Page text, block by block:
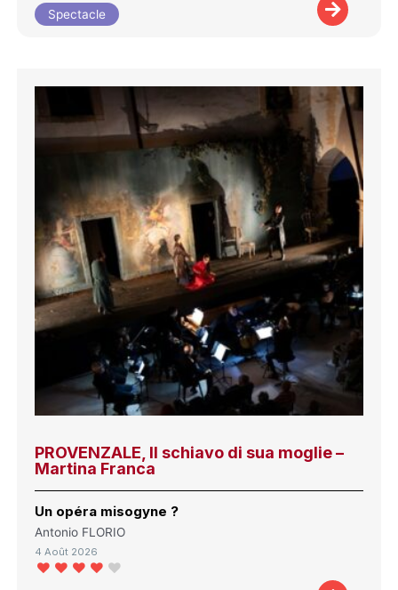
Spectacle
PROVENZALE, Il schiavo di sua moglie –
Martina Franca
Un opéra misogyne ?
Antonio FLORIO
4 Août 2026